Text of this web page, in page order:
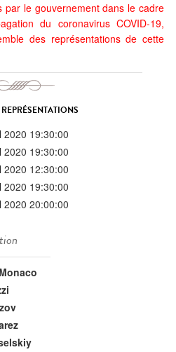
par le gouvernement dans le cadre
du coronavirus COVID-19,
des représentations de cette
2020 19:30:00
2020 19:30:00
2020 12:30:00
2020 19:30:00
2020 20:00:00